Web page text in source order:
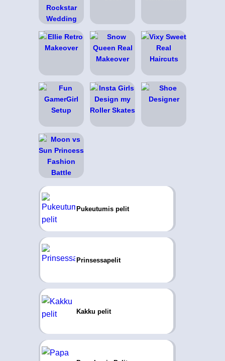
Pukeutumis pelit
Prinsessapelit
Kakku pelit